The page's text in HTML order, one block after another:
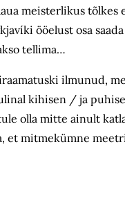
meisterlikus tõlkes
ööelust osa
tellima…
ilmunud,
kihisen / ja
olla mitte ainult
mitmekümne